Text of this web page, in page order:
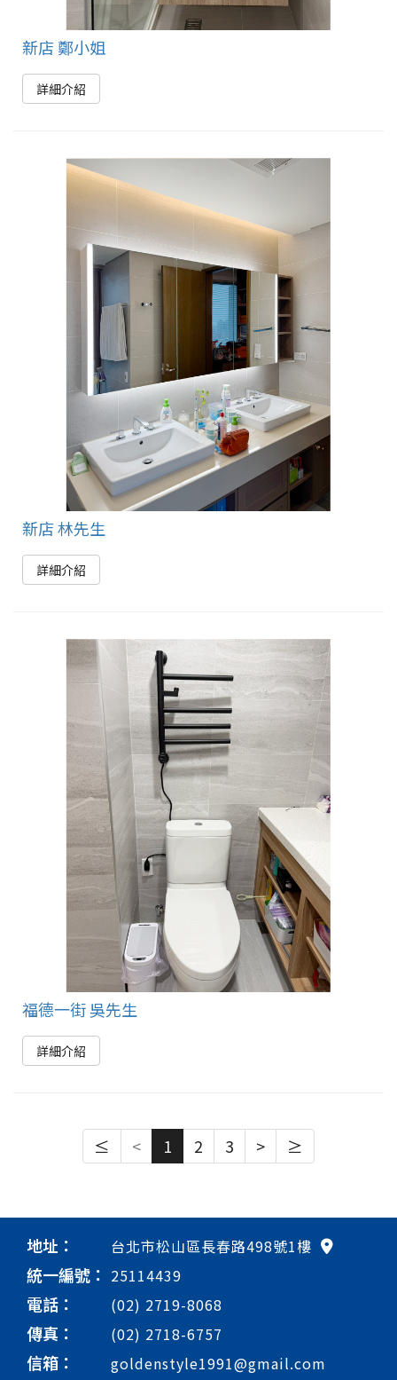
新店 鄭小姐
詳細介紹
新店 林先生
詳細介紹
福德一街 吳先生
詳細介紹
≤ < 1 2 3 > ≥
地址： 台北市松山區長春路498號1樓
統一編號： 25114439
電話： (02) 2719-8068
傳真： (02) 2718-6757
信箱： goldenstyle1991@gmail.com